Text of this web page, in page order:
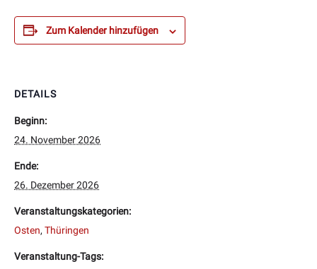
Zum Kalender hinzufügen
DETAILS
Beginn:
24. November 2026
Ende:
26. Dezember 2026
Veranstaltungskategorien:
Osten, Thüringen
Veranstaltung-Tags: